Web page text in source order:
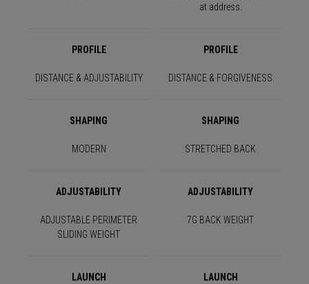
at address.
PROFILE PROFILE
DISTANCE & ADJUSTABILITY DISTANCE & FORGIVENESS
SHAPING SHAPING
MODERN STRETCHED BACK
ADJUSTABILITY ADJUSTABILITY
ADJUSTABLE PERIMETER
SLIDING WEIGHT
7G BACK WEIGHT
LAUNCH LAUNCH